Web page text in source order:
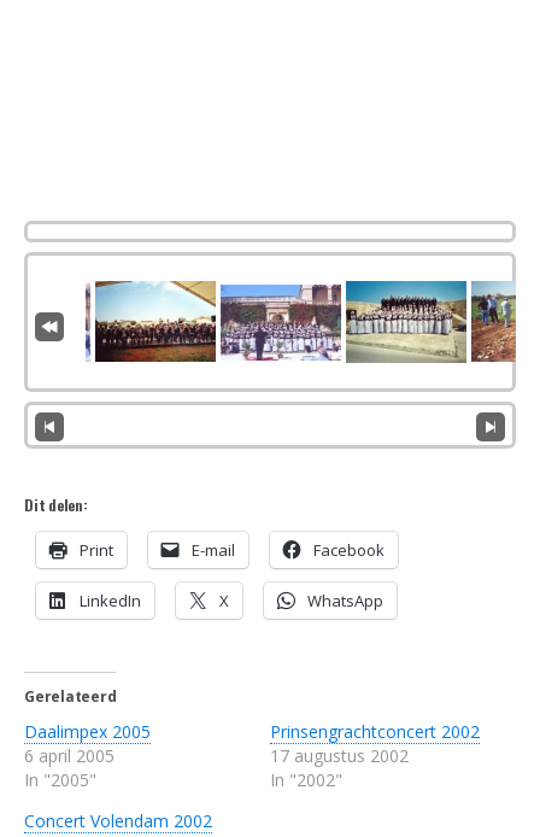
Dit delen:
Print E-mail Facebook
LinkedIn X WhatsApp
Gerelateerd
Daalimpex 2005
6 april 2005
In "2005"
Prinsengrachtconcert 2002
17 augustus 2002
In "2002"
Concert Volendam 2002